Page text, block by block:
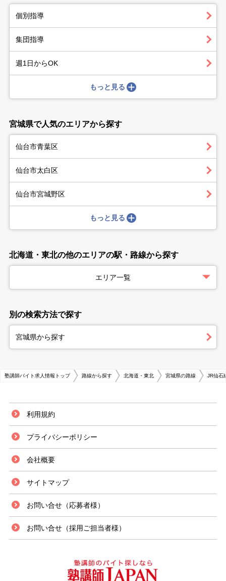
個別指導
集団指導
週1日からOK
もっと見る
宮城県で人気のエリアから探す
仙台市青葉区
仙台市太白区
仙台市宮城野区
もっと見る
北海道・東北の他のエリアの駅・路線から探す
エリア一覧
別の検索方法で探す
宮城県から探す
塾講師バイト求人情報トップ 路線から探す 北海道・東北 宮城県の路線 JR仙石
利用規約
プライバシーポリシー
会社概要
サイトマップ
お問い合せ（応募者様）
お問い合せ（採用ご担当者様）